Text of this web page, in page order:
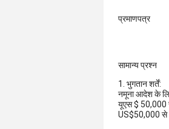
प्रमाणपत्र
सामान्य प्रश्न
1. भुगतान शर्तें:
नमूना आदेश के
यूएस $ 50,000
US$50,000 से